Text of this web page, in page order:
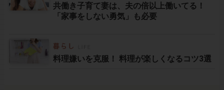
共働き子育て妻は、夫の倍以上働いてる！
「家事をしない勇気」も必要
料理嫌いを克服！ 料理が楽しくなるコツ3選